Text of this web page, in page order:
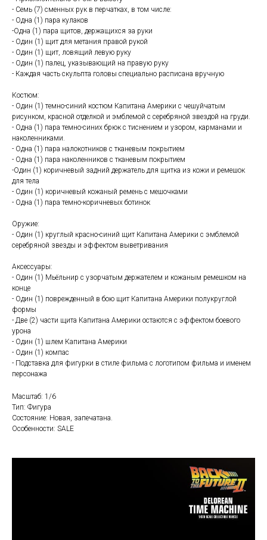
- Семь (7) сменных рук в перчатках, в том числе:
- Одна (1) пара кулаков
-Одна (1) пара щитов, держащихся за руки
- Один (1) щит для метания правой рукой
- Один (1) щит, ловящий левую руку
- Один (1) палец, указывающий на правую руку
- Каждая часть скульпта головы специально расписана вручную
Костюм:
- Один (1) темно-синий костюм Капитана Америки с чешуйчатым
рисунком, красной отделкой и эмблемой с серебряной звездой на груди.
- Одна (1) пара темно-синих брюк с тиснением и узором, карманами и
наколенниками.
- Одна (1) пара налокотников с тканевым покрытием
- Одна (1) пара наколенников с тканевым покрытием
-Один (1) коричневый задний держатель для щитка из кожи и ремешок
для тела
- Один (1) коричневый кожаный ремень с мешочками
- Одна (1) пара темно-коричневых ботинок
Оружие:
- Один (1) круглый красно-синий щит Капитана Америки с эмблемой
серебряной звезды и эффектом выветривания
Аксессуары:
- Один (1) Мьёльнир с узорчатым держателем и кожаным ремешком на
конце
- Один (1) поврежденный в бою щит Капитана Америки полукруглой
формы
- Две (2) части щита Капитана Америки остаются с эффектом боевого
урона
- Один (1) шлем Капитана Америки
- Один (1) компас
- Подставка для фигурки в стиле фильма с логотипом фильма и именем
персонажа
Масштаб: 1/6
Тип: Фигура
Состояние: Новая, запечатана.
Особенности: SALE